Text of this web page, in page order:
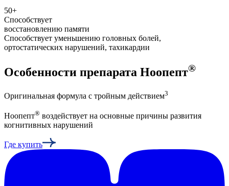
50+
Способствует
восстановлению памяти
Способствует уменьшению головных болей,
ортостатических нарушений, тахикардии
Особенности препарата Ноопепт®
Оригинальная формула с тройным действием3
Ноопепт® воздействует на основные причины развития
когнитивных нарушений
Где купить